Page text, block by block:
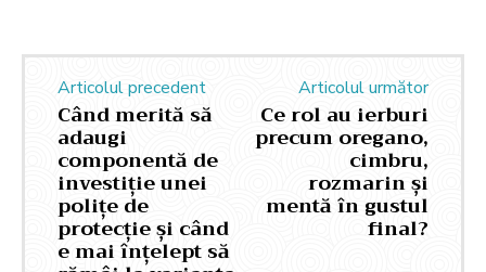
Articolul precedent
Când merită să
adaugi
componentă de
investiție unei
polițe de
protecție și când
e mai înțelept să
Articolul următor
Ce rol au ierburi
precum oregano,
cimbru,
rozmarin și
mentă în gustul
final?